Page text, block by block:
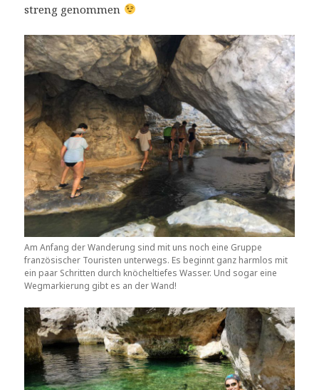
streng genommen
Am Anfang der Wanderung sind mit uns noch eine Gruppe
französischer Touristen unterwegs. Es beginnt ganz harmlos mit
ein paar Schritten durch knöcheltiefes Wasser. Und sogar eine
Wegmarkierung gibt es an der Wand!